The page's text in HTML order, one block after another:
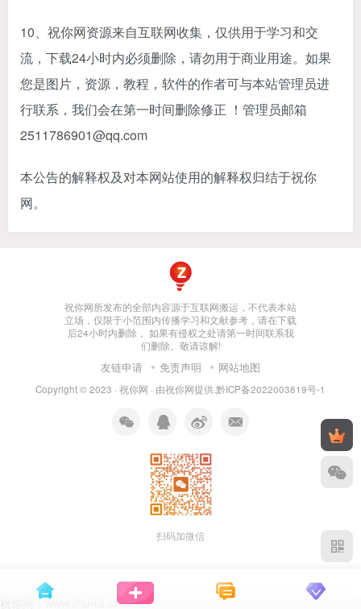
10、祝你网资源来自互联网收集，仅供用于学习和交
流，下载24小时内必须删除，请勿用于商业用途。如果
您是图片，资源，教程，软件的作者可与本站管理员进
行联系，我们会在第一时间删除修正 ！管理员邮箱
2511786901@qq.com
本公告的解释权及对本网站使用的解释权归结于祝你
网。
祝你网所发布的全部内容源于互联网搬运，不代表本站
立场，仅限于小范围内传播学习和文献参考，请在下载
后24小时内删除， 如果有侵权之处请第一时间联系我
们删除。敬请谅解!
友链申请 免责声明 网站地图
Copyright © 2023 · 祝你网 · 由祝你网提供.黔ICP备2022003819号-1
扫码加微信
祝你网，www.zhuniz.com